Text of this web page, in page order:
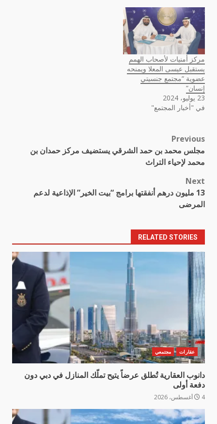
مركز أمنيات لأصحاب الهمم
يستقبل عيسى المعلا ويمنحه
عضوية “مجتمع جنسيتي
إنسان”
23 يوليو، 2024
في "أخبار المجتمع"
Post
navigation
Previous
مجلس محمد بن حمد الشرقي يستضيف مركز حمدان بن
محمد لإحياء التراث
Next
13 مليون درهم أنفقتها برامج “بيت الخير” الإذاعية لدعم
المرضى
RELATED STORIES
عقارات مجتمعي
دانوب العقارية تُطلق عرضاً يتيح تملّك المنازل في دبي دون
دفعة أولى
4 أغسطس، 2026